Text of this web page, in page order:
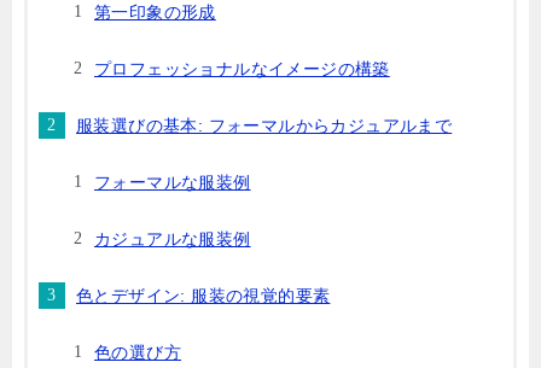
第一印象の形成
プロフェッショナルなイメージの構築
服装選びの基本: フォーマルからカジュアルまで
フォーマルな服装例
カジュアルな服装例
色とデザイン: 服装の視覚的要素
色の選び方